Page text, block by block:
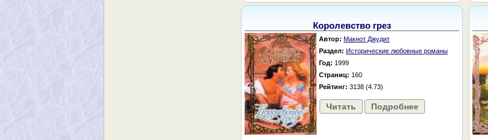
Королевство грез
Автор: Макнот Джудит
Раздел: Исторические любовные романы
Год: 1999
Страниц: 160
Рейтинг: 3138 (4.73)
Читать Подробнее